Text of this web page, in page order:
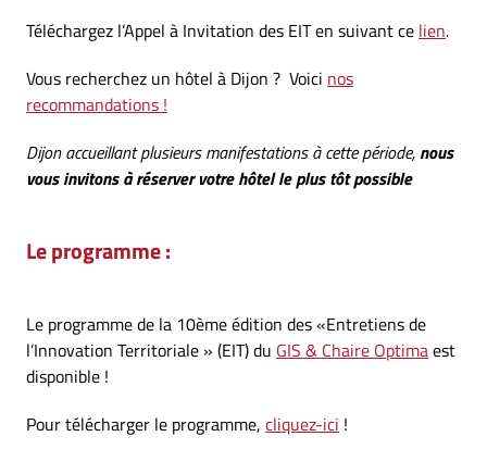
Téléchargez l’Appel à Invitation des EIT en suivant ce lien.
Vous recherchez un hôtel à Dijon ? Voici nos
recommandations !
Dijon accueillant plusieurs manifestations à cette période, nous
vous invitons à réserver votre hôtel le plus tôt possible
Le programme :
Le programme de la 10ème édition des «Entretiens de
l’Innovation Territoriale » (EIT) du GIS & Chaire Optimaest
disponible !
Pour télécharger le programme, cliquez-ici !